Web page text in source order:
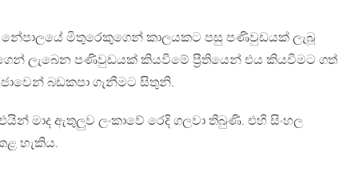
නේපාලයේ මිතුරෙකුගෙන් කාලයකට පසු පණිවුඩයක් ලැබූ
ලැබෙන පණිවුඩයක් කියවීමේ ප්‍රීතියෙන් එය කියවීමට ගත්
බඩකපා ගැනීමට සිතුනි.
මාද ඇතුලුව ලංකාවේ රෙදි ගලවා තිබුණි. එහි සිංහල
හැකිය.